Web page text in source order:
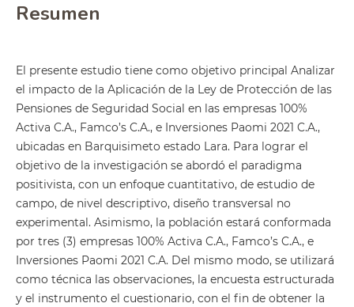
Resumen
El presente estudio tiene como objetivo principal Analizar
el impacto de la Aplicación de la Ley de Protección de las
Pensiones de Seguridad Social en las empresas 100%
Activa C.A., Famco’s C.A., e Inversiones Paomi 2021 C.A.,
ubicadas en Barquisimeto estado Lara. Para lograr el
objetivo de la investigación se abordó el paradigma
positivista, con un enfoque cuantitativo, de estudio de
campo, de nivel descriptivo, diseño transversal no
experimental. Asimismo, la población estará conformada
por tres (3) empresas 100% Activa C.A., Famco’s C.A., e
Inversiones Paomi 2021 C.A. Del mismo modo, se utilizará
como técnica las observaciones, la encuesta estructurada
y el instrumento el cuestionario, con el fin de obtener la